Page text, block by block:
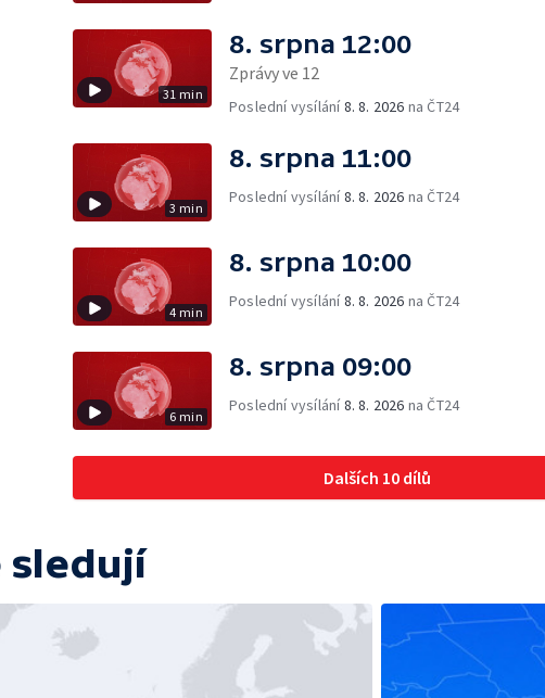
31 min
8. srpna 12:00
Zprávy ve 12
Poslední vysílání8. 8. 2026 na ČT24
3 min
8. srpna 11:00
Poslední vysílání8. 8. 2026 na ČT24
4 min
8. srpna 10:00
Poslední vysílání8. 8. 2026 na ČT24
6 min
8. srpna 09:00
Poslední vysílání8. 8. 2026 na ČT24
Dalších 10 dílů
sledují